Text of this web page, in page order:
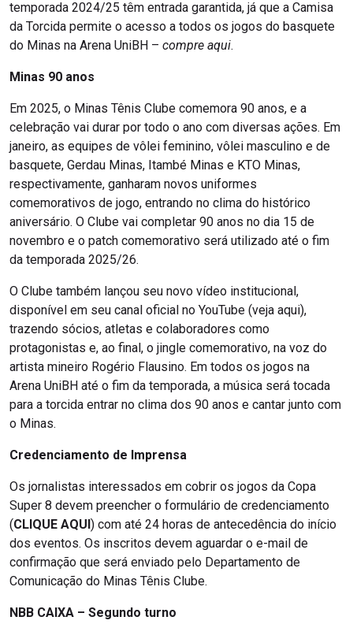
temporada 2024/25 têm entrada garantida, já que a Camisa
da Torcida permite o acesso a todos os jogos do basquete
do Minas na Arena UniBH – compre aqui.
Minas 90 anos
Em 2025, o Minas Tênis Clube comemora 90 anos, e a
celebração vai durar por todo o ano com diversas ações. Em
janeiro, as equipes de vôlei feminino, vôlei masculino e de
basquete, Gerdau Minas, Itambé Minas e KTO Minas,
respectivamente, ganharam novos uniformes
comemorativos de jogo, entrando no clima do histórico
aniversário. O Clube vai completar 90 anos no dia 15 de
novembro e o patch comemorativo será utilizado até o fim
da temporada 2025/26.
O Clube também lançou seu novo vídeo institucional,
disponível em seu canal oficial no YouTube (veja aqui),
trazendo sócios, atletas e colaboradores como
protagonistas e, ao final, o jingle comemorativo, na voz do
artista mineiro Rogério Flausino. Em todos os jogos na
Arena UniBH até o fim da temporada, a música será tocada
para a torcida entrar no clima dos 90 anos e cantar junto com
o Minas.
Credenciamento de Imprensa
Os jornalistas interessados em cobrir os jogos da Copa
Super 8 devem preencher o formulário de credenciamento
(CLIQUE AQUI) com até 24 horas de antecedência do início
dos eventos. Os inscritos devem aguardar o e-mail de
confirmação que será enviado pelo Departamento de
Comunicação do Minas Tênis Clube.
NBB CAIXA – Segundo turno